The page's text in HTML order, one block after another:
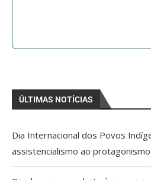
ÚLTIMAS NOTÍCIAS
Dia Internacional dos Povos
assistencialismo ao